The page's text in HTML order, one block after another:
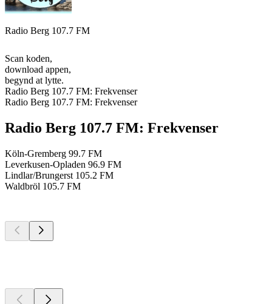
Radio Berg 107.7 FM
Scan koden,
download appen,
begynd at lytte.
Radio Berg 107.7 FM: Frekvenser
Radio Berg 107.7 FM: Frekvenser
Radio Berg 107.7 FM: Frekvenser
Köln-Gremberg 99.7 FM
Leverkusen-Opladen 96.9 FM
Lindlar/Brungerst 105.2 FM
Waldbröl 105.7 FM